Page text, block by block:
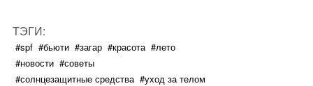
ТЭГИ:
#spf #бьюти #загар #красота #лето
#новости #советы
#солнцезащитные средства #уход за телом